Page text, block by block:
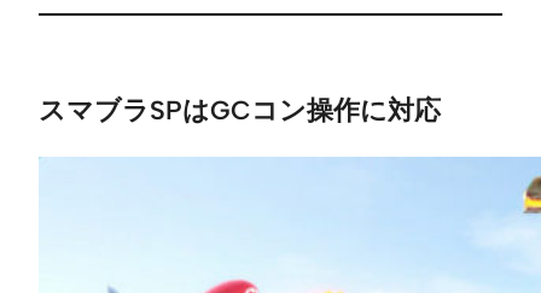
スマブラSPはGCコン操作に対応